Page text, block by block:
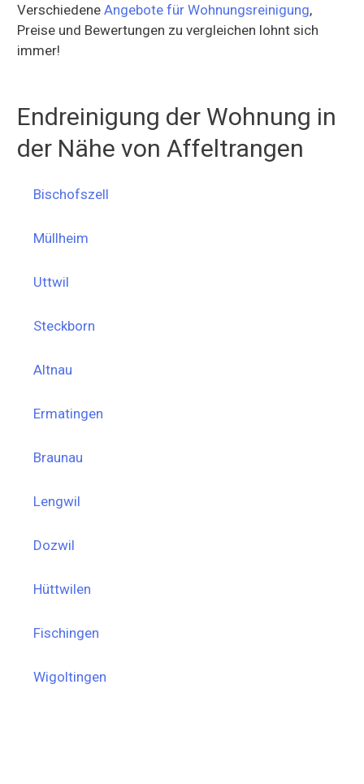
Verschiedene Angebote für Wohnungsreinigung,
Preise und Bewertungen zu vergleichen lohnt sich
immer!
Endreinigung der Wohnung in
der Nähe von Affeltrangen
Bischofszell
Müllheim
Uttwil
Steckborn
Altnau
Ermatingen
Braunau
Lengwil
Dozwil
Hüttwilen
Fischingen
Wigoltingen